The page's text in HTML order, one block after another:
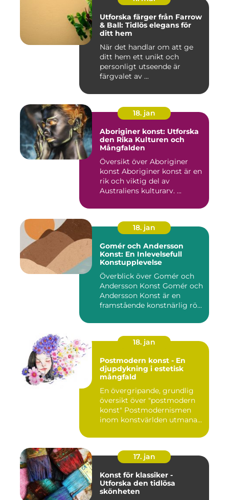
Utforska färger från Farrow
& Ball: Tidlös elegans för
ditt hem
När det handlar om att ge
ditt hem ett unikt och
personligt utseende är
färgvalet av ...
18. jan
Aboriginer konst: Utforska
den Rika Kulturen och
Mångfalden
Översikt över Aboriginer
konst Aboriginer konst är en
rik och viktig del av
Australiens kulturarv. ...
18. jan
Gomér och Andersson
Konst: En Inlevelsefull
Konstupplevelse
Överblick över Gomér och
Andersson Konst Gomér och
Andersson Konst är en
framstående konstnärlig rö...
18. jan
Postmodern konst - En
djupdykning i estetisk
mångfald
En övergripande, grundlig
översikt över "postmodern
konst" Postmodernismen
inom konstvärlden utmana...
17. jan
Konst för klassiker -
Utforska den tidlösa
skönheten